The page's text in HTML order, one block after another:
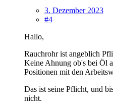
3. Dezember 2023
#4
Hallo,
Rauchrohr ist angeblich
Keine Ahnung ob's bei Öl
Positionen mit den
Das ist seine Pflicht, und
nicht.